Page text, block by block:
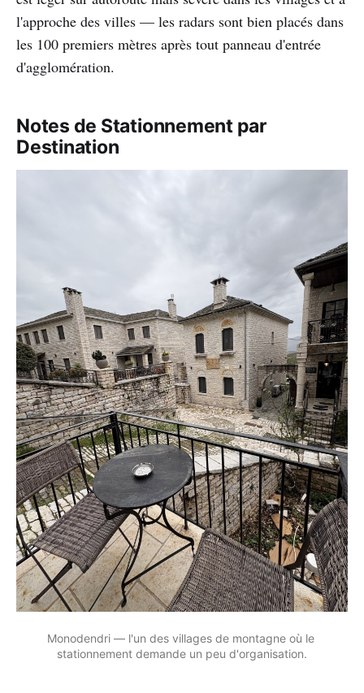
l'approche des villes — les radars sont bien placés dans
les 100 premiers mètres après tout panneau d'entrée
d'agglomération.
Notes de Stationnement par
Destination
Monodendri — l'un des villages de montagne où le
stationnement demande un peu d'organisation.